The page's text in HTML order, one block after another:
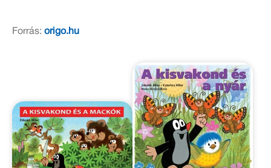
Forrás: origo.hu